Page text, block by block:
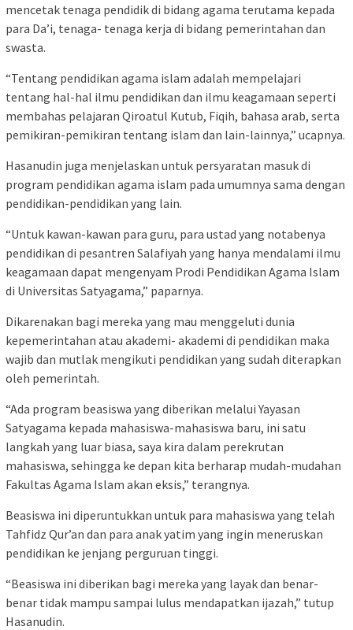
mencetak tenaga pendidik di bidang agama terutama kepada
para Da’i, tenaga- tenaga kerja di bidang pemerintahan dan
swasta.
“Tentang pendidikan agama islam adalah mempelajari
tentang hal-hal ilmu pendidikan dan ilmu keagamaan seperti
membahas pelajaran Qiroatul Kutub, Fiqih, bahasa arab, serta
pemikiran-pemikiran tentang islam dan lain-lainnya,” ucapnya.
Hasanudin juga menjelaskan untuk persyaratan masuk di
program pendidikan agama islam pada umumnya sama dengan
pendidikan-pendidikan yang lain.
“Untuk kawan-kawan para guru, para ustad yang notabenya
pendidikan di pesantren Salafiyah yang hanya mendalami ilmu
keagamaan dapat mengenyam Prodi Pendidikan Agama Islam
di Universitas Satyagama,” paparnya.
Dikarenakan bagi mereka yang mau menggeluti dunia
kepemerintahan atau akademi- akademi di pendidikan maka
wajib dan mutlak mengikuti pendidikan yang sudah diterapkan
oleh pemerintah.
“Ada program beasiswa yang diberikan melalui Yayasan
Satyagama kepada mahasiswa-mahasiswa baru, ini satu
langkah yang luar biasa, saya kira dalam perekrutan
mahasiswa, sehingga ke depan kita berharap mudah-mudahan
Fakultas Agama Islam akan eksis,” terangnya.
Beasiswa ini diperuntukkan untuk para mahasiswa yang telah
Tahfidz Qur’an dan para anak yatim yang ingin meneruskan
pendidikan ke jenjang perguruan tinggi.
“Beasiswa ini diberikan bagi mereka yang layak dan benar-
benar tidak mampu sampai lulus mendapatkan ijazah,” tutup
Hasanudin.